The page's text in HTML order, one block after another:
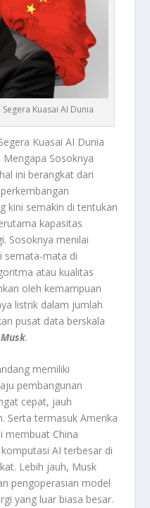
Kuasai AI Dunia
Kuasai AI Dunia
Sosoknya
ini berangkat dari
kini semakin di tentukan
kapasitas
Sosoknya menilai
semata-mata di
atau kualitas
oleh kemampuan
listrik dalam jumlah
pusat data berskala
.
memiliki
pembangunan
cepat, jauh
Serta termasuk Amerika
membuat China
AI terbesar di
Lebih jauh, Musk
pengoperasian model
yang luar biasa besar.